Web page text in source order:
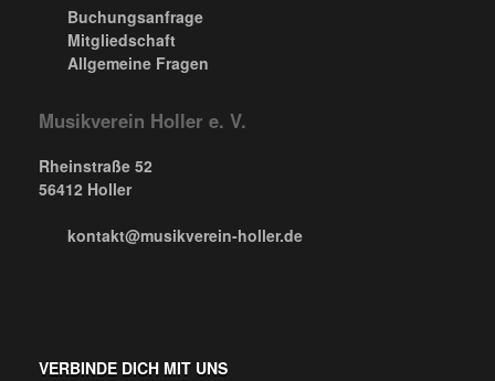
Buchungsanfrage
Mitgliedschaft
Allgemeine Fragen
Musikverein Holler e. V.
Rheinstraße 52
56412 Holler
kontakt@musikverein-holler.de
VERBINDE DICH MIT UNS